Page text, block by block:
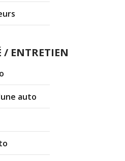
/ ENTRETIEN
auto